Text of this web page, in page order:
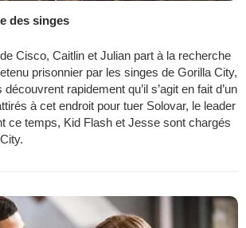
des singes
Cisco, Caitlin et Julian part à la recherche
prisonnier par les singes de Gorilla City,
rapidement qu’il s’agit en fait d’un
à cet endroit pour tuer Solovar, le leader
ce temps, Kid Flash et Jesse sont chargés